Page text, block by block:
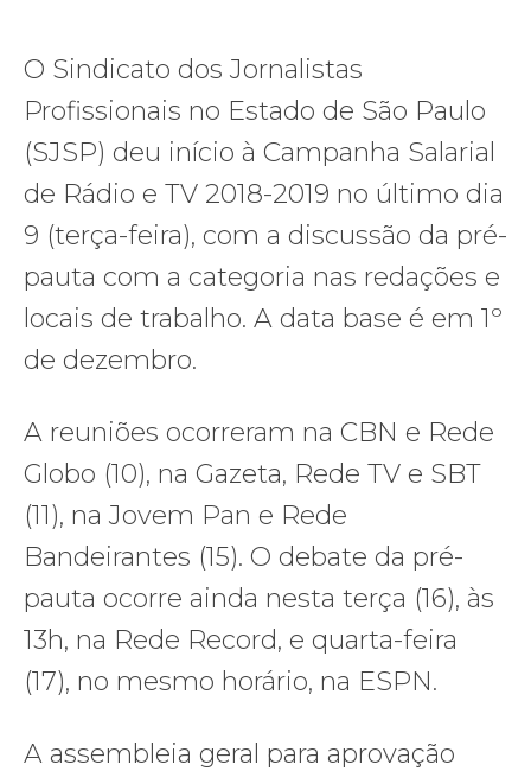
O Sindicato dos Jornalistas
Profissionais no Estado de São Paulo
(SJSP) deu início à Campanha Salarial
de Rádio e TV 2018-2019 no último dia
9 (terça-feira), com a discussão da pré-
pauta com a categoria nas redações e
locais de trabalho. A data base é em 1º
de dezembro.
A reuniões ocorreram na CBN e Rede
Globo (10), na Gazeta, Rede TV e SBT
(11), na Jovem Pan e Rede
Bandeirantes (15). O debate da pré-
pauta ocorre ainda nesta terça (16), às
13h, na Rede Record, e quarta-feira
(17), no mesmo horário, na ESPN.
A assembleia geral para aprovação